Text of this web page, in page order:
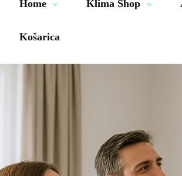
Home Klima Shop
Košarica